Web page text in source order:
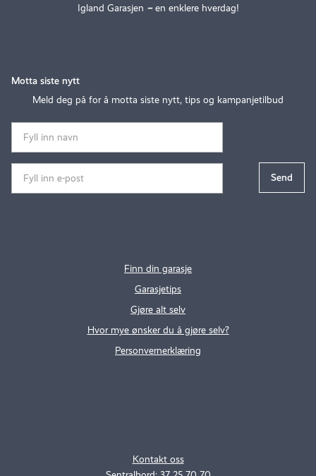
Igland Garasjen –en enklere hverdag!
Kontakt oss
Finn din garasje
Garasjetips
Gjøre alt selv
Hvor mye ønsker du å gjøre selv?
Personvernerklæring
Motta siste nytt
Meld deg på for å motta siste nytt, tips og kampanjetilbud